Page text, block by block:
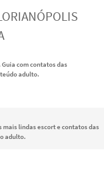
com contatos das
adulto.
mais lindas escort e contatos das
adulto.